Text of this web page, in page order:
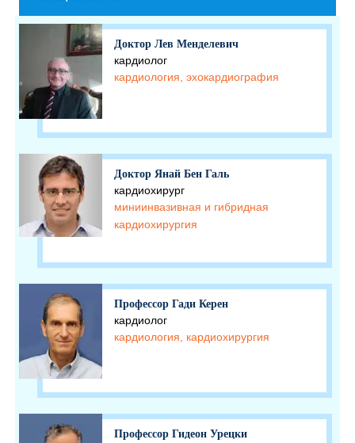
Доктор Лев Менделевич
кардиолог
кардиология, эхокардиография
Доктор Янай Бен Галь
кардиохирург
миниинвазивная и гибридная
кардиохирургия
Профессор Гади Керен
кардиолог
кардиология, кардиохирургия
Профессор Гидеон Урецки